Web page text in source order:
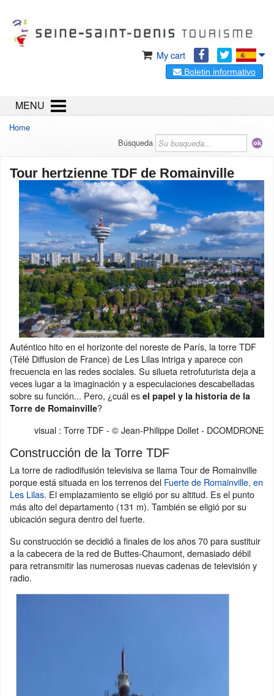
My cart
Boletin informativo
MENU
Home
Búsqueda
Tour hertzienne TDF de Romainville
Auténtico hito en el horizonte del noreste de París, la torre TDF
(Télé Diffusion de France) de Les Lilas intriga y aparece con
frecuencia en las redes sociales. Su silueta retrofuturista deja a
veces lugar a la imaginación y a especulaciones descabelladas
sobre su función... Pero, ¿cuál es el papel y la historia de la
Torre de Romainville?
visual : Torre TDF - © Jean-Philippe Dollet - DCOMDRONE
Construcción de la Torre TDF
La torre de radiodifusión televisiva se llama Tour de Romainville
porque está situada en los terrenos del Fuerte de Romainville, en
Les Lilas. El emplazamiento se eligió por su altitud. Es el punto
más alto del departamento (131 m). También se eligió por su
ubicación segura dentro del fuerte.
Su construcción se decidió a finales de los años 70 para sustituir
a la cabecera de la red de Buttes-Chaumont, demasiado débil
para retransmitir las numerosas nuevas cadenas de televisión y
radio.